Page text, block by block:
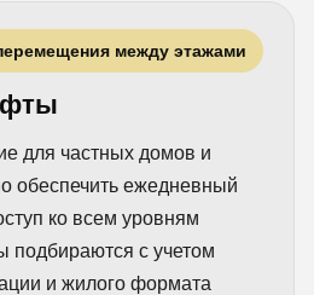
между этажами
для частных домов и
обеспечить ежедневный
ко всем уровням
подбираются с учетом
и жилого формата